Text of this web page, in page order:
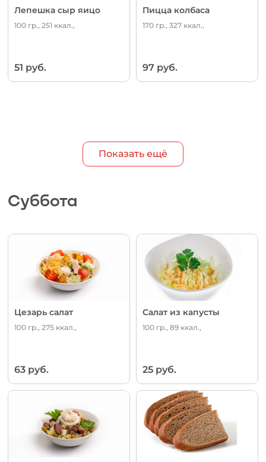
Лепешка сыр яицо
100 гр., 251 ккал.,
51 руб.
Пицца колбаса
170 гр., 327 ккал.,
97 руб.
Показать ещё
Суббота
Цезарь салат
100 гр., 275 ккал.,
63 руб.
Салат из капусты
100 гр., 89 ккал.,
25 руб.